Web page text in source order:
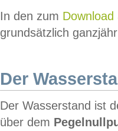
In den zum Download
grundsätzlich
Der
Der Wasserstand ist
über dem